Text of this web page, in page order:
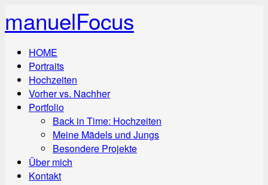
manuelFocus
HOME
Portraits
Hochzeiten
Vorher vs. Nachher
Portfolio
Back in Time: Hochzeiten
Meine Mädels und Jungs
Besondere Projekte
Über mich
Kontakt